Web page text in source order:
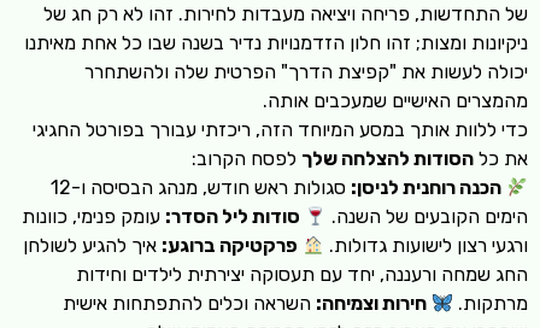
של התחדשות, פריחה ויציאה מעבדות לחירות. זהו לא רק חג של
ניקיונות ומצות; זהו חלון הזדמנויות נדיר בשנה שבו כל אחת מאיתנו
יכולה לעשות את "קפיצת הדרך" הפרטית שלה ולהשתחרר
מהמצרים האישיים שמעכבים אותה.
כדי ללוות אותך במסע המיוחד הזה, ריכזתי עבורך בפורטל החגיגי
את כל הסודות להצלחה שלך לפסח הקרוב:
הכנה רוחנית לניסן:
סגולות ראש חודש, מנהג הבסיסה ו-12
הימים הקובעים של השנה.
סודות ליל הסדר: עומק פנימי, כוונות
ורגעי רצון לישועות גדולות.
פרקטיקה ברוגע: איך להגיע לשולחן
החג שמחה ורעננה, יחד עם תעסוקה יצירתית לילדים וחידות
מרתקות.
חירות וצמיחה: השראה וכלים להתפתחות אישית